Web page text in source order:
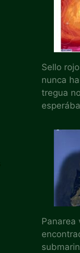
Sello
nunca
tregua
Panarea